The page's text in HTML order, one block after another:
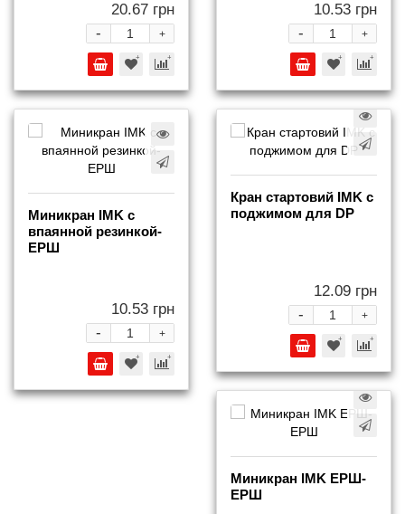
20.67 грн
+
-
10.53 грн
+
-
Миникран IMK с
впаянной резинкой-
ЕРШ
10.53 грн
+
-
Кран стартовий IMK с
поджимом для DP
12.09 грн
+
-
Миникран IMK ЕРШ-
ЕРШ